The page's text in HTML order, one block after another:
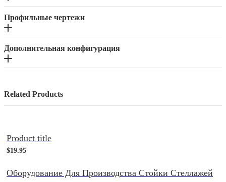
Профильные чертежи
Дополнительная конфигурация
Related Products
Product title
$19.95
Оборудование Для Производства Стойки Стеллажей